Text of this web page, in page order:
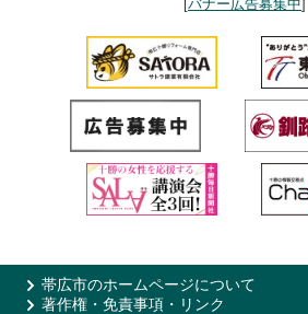
[バナー広告募集中]
帯広市のホームページについて
著作権・免責事項・リンク